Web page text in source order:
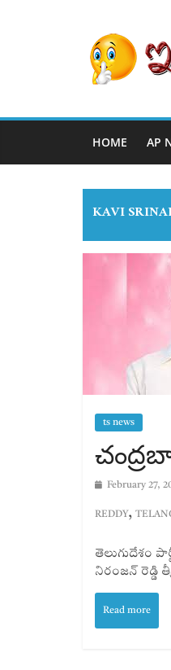
HOME AP
KAVI
ts news
February 27,
REDDY,
తెలుగుదేశం
నిరంజన్ రెడ్డి
Read more